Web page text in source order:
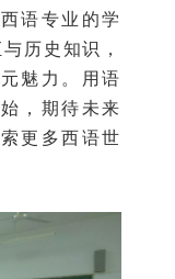
语专业的学
历史知识，
魅力。用语
，期待未来
更多西语世